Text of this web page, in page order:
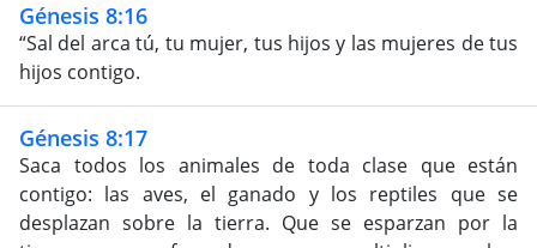
Génesis 8:16
“Sal del arca tú, tu mujer, tus hijos y las mujeres de tus
hijos contigo.
Génesis 8:17
Saca todos los animales de toda clase que están
contigo: las aves, el ganado y los reptiles que se
desplazan sobre la tierra. Que se esparzan por la